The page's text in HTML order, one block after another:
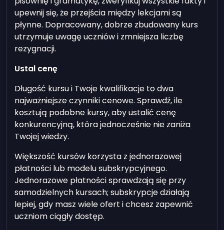
upewnij się, że przejścia między lekcjami są
płynne. Dopracowany, dobrze zbudowany kurs
utrzymuje uwagę uczniów i zmniejsza liczbę
rezygnacji.
Ustal cenę
Długość kursu i Twoje kwalifikacje to dwa
najważniejsze czynniki cenowe. Sprawdź, ile
kosztują podobne kursy, aby ustalić cenę
konkurencyjną, która jednocześnie nie zaniża
Twojej wiedzy.
Większość kursów korzysta z jednorazowej
płatności lub modelu subskrypcyjnego.
Jednorazowe płatności sprawdzają się przy
samodzielnych kursach; subskrypcje działają
lepiej, gdy masz wiele ofert i chcesz zapewnić
uczniom ciągły dostęp.